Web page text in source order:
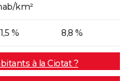
km²
% 8,8 %
à la Ciotat ?